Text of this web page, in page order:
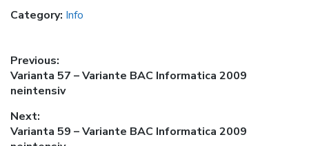
Category: Info
Post
navigation
Previous:
Previous
post:
Varianta 57 – Variante BAC Informatica 2009
neintensiv
Next:
Next
Varianta 59 – Variante BAC Informatica 2009